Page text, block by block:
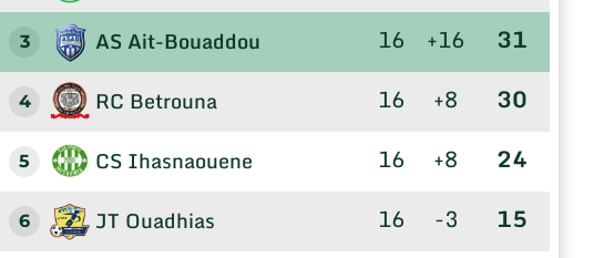
3 AS Ait-Bouaddou 16 +16 31
4 RC Betrouna 16 +8 30
5 CS Ihasnaouene 16 +8 24
6 JT Ouadhias 16 -3 15